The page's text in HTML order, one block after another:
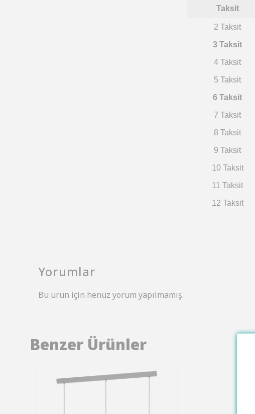
Taksit
2 Taksit
3 Taksit
4 Taksit
5 Taksit
6 Taksit
7 Taksit
8 Taksit
9 Taksit
10 Taksit
11 Taksit
12 Taksit
Yorumlar
Bu ürün için henüz yorum yapılmamış.
Benzer Ürünler